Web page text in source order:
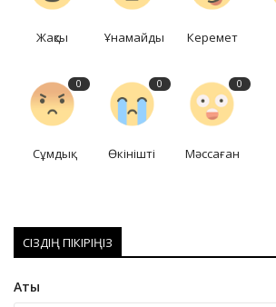
Жақсы Ұнамайды Керемет
0
Сұмдық
0
Өкінішті
0
Мәссаған
СІЗДІҢ ПІКІРІҢІЗ
Аты